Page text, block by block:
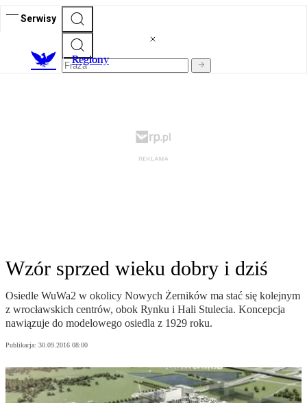
Serwisy
Regiony
Wzór sprzed wieku dobry i dziś
Osiedle WuWa2 w okolicy Nowych Żerników ma stać się kolejnym
z wrocławskich centrów, obok Rynku i Hali Stulecia. Koncepcja
nawiązuje do modelowego osiedla z 1929 roku.
Publikacja: 30.09.2016 08:00